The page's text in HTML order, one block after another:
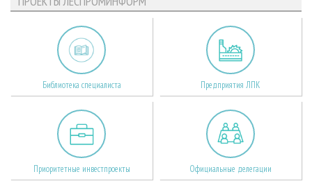
Библиотека специалиста Предприятия ЛПК
Приоритетные инвестпроекты Официальные делегации